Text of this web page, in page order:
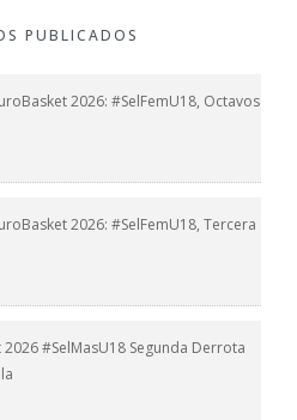
PUBLICADOS
2026: #SelFemU18, Octavos
2026: #SelFemU18, Tercera
2026 #SelMasU18 Segunda Derrota